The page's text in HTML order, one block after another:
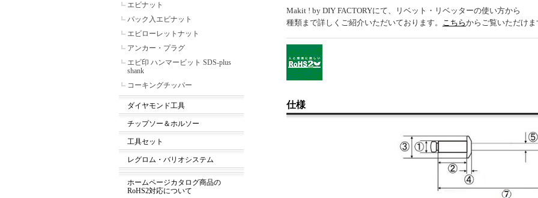
Makit ! by DIY FACTORYにて、リベット・リベッターの使い方から
種類まで詳しくご紹介いただいております。 こちらからご覧いただけま
仕様
エビナット
パック入エビナット
エビローレットナット
アンカー・プラグ
エビ印 ハンマービット SDS-plus
shank
コーキングチッパー
ダイヤモンド工具
チップソー＆ホルソー
工具セット
レグロム・バリオシステム
ホームページカタログ商品の
RoHS2対応について